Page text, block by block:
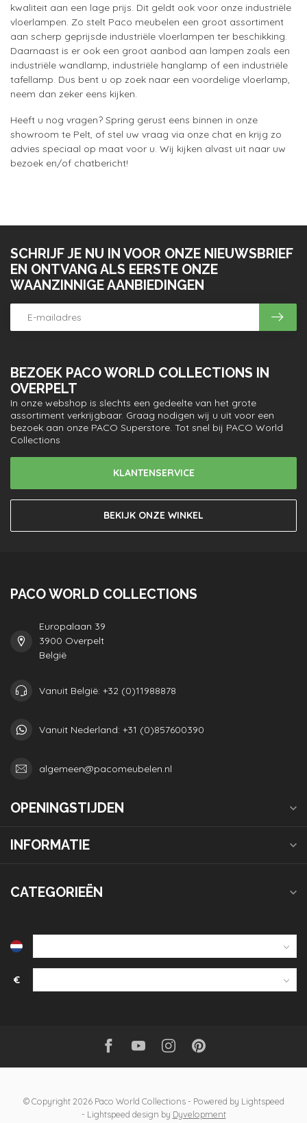
kwaliteit aan een lage prijs. Dit geldt ook voor onze industriële
vloerlampen. Zo stelt Paco meubelen een groot assortiment
aan scherp geprijsde industriële vloerlampen ter beschikking.
Daarnaast is er ook een groot aanbod aan lampen zoals een
industriële wandlamp, industriële hanglamp of een industriële
tafellamp. Dus bent u op zoek naar een voordelige vloerlamp,
neem dan zeker eens kijken.
Heeft u nog vragen? Spring gerust eens binnen in onze
showroom te Pelt, of stel uw vraag via onze chat en krijg zo
advies speciaal op maat voor u. Wij kijken alvast uit naar uw
bezoek en/of chatbericht!
BEZOEK PACO WORLD COLLECTIONS IN
OVERPELT
In onze webshop is slechts een gedeelte van het grote
assortiment verkrijgbaar. Graag nodigen wij u uit voor een
bezoek aan onze PACO Superstore. Tot snel bij PACO World
Collections
KLANTENSERVICE
BEKIJK ONZE WINKEL
SCHRIJF JE NU IN VOOR ONZE NIEUWSBRIEF
EN ONTVANG ALS EERSTE ONZE
WAANZINNIGE AANBIEDINGEN
PACO WORLD COLLECTIONS
Europalaan 39
3900 Overpelt
België
Vanuit België: +32 (0)11988878
Vanuit Nederland: +31 (0)857600390
algemeen@pacomeubelen.nl
OPENINGSTIJDEN
INFORMATIE
CATEGORIEËN
€
© Copyright 2026 Paco World Collections- Powered by Lightspeed
- Lightspeed design by Dyvelopment